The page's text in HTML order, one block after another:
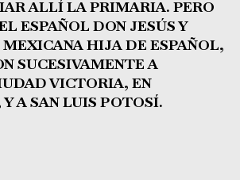
ALLÍ LA PRIMARIA. PERO
ESPAÑOL DON JESÚS Y
HIJA DE ESPAÑOL,
SUCESIVAMENTE A
VICTORIA, EN
A SAN LUIS POTOSÍ.